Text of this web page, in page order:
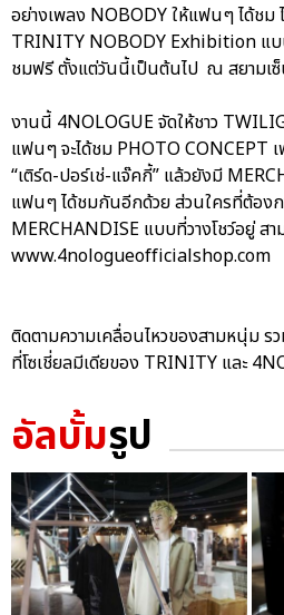
อย่างเพลง NOBODY ให้แฟนๆ ได้ชม
TRINITY NOBODY Exhibition แบ
ชมฟรี ตั้งแต่วันนี้เป็นต้นไป ณ สยามเซ็
งานนี้ 4NOLOGUE จัดให้ชาว
แฟนๆ จะได้ชม PHOTO CONCEPT
“เติร์ด-ปอร์เช่-แจ๊คกี้” แล้วยังมี
แฟนๆ ได้ชมกันอีกด้วย ส่วนใครที่ต้องก
MERCHANDISE แบบที่วางโชว์อยู่ สา
www.4nologueofficialshop.com
ติดตามความเคลื่อนไหวของสามหนุ่ม ร
ที่โซเชี่ยลมีเดียของ TRINITY และ
อัลบั้มรูป